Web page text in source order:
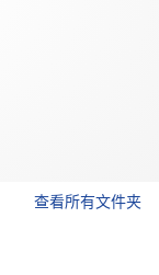
查看所有文件夹